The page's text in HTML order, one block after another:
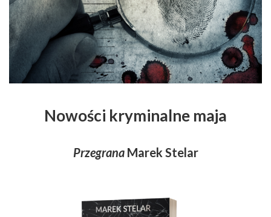
Nowości kryminalne maja
PrzegranaMarek Stelar